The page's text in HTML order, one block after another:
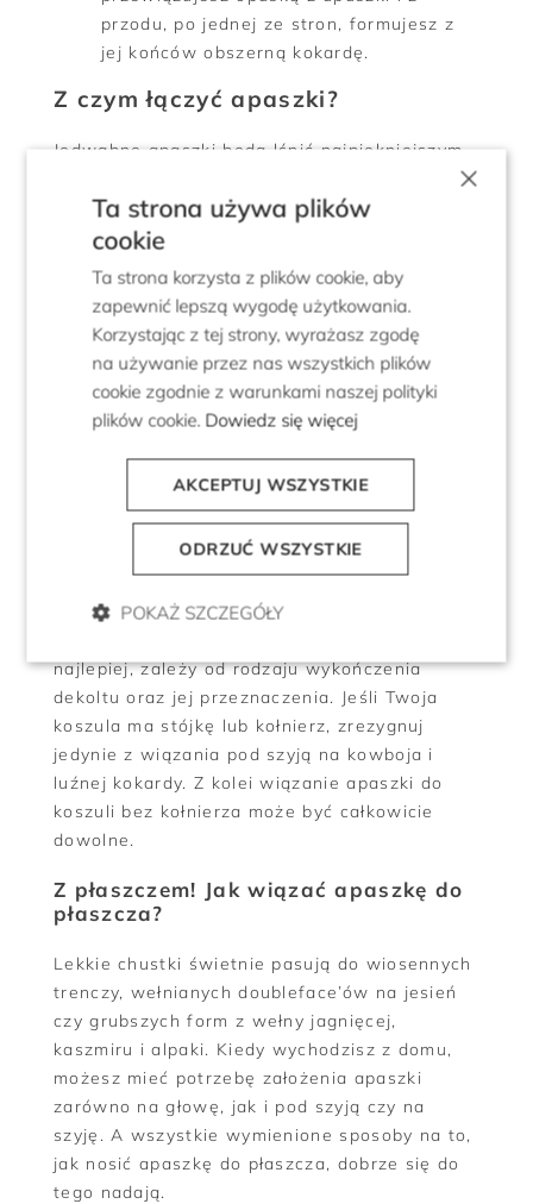
przodu, po jednej ze stron, formujesz z
jej końców obszerną kokardę.
Z czym łączyć apaszki?
Jedwabne apaszki będą lśnić najpiękniejszym
samego surowca lub innych luksusowych
materiałów. Z kolei zestawione z mniej
Chustki możesz łączyć zarówno z ubraniami,
jak i akcesoriami, np. w formie dekoracyjnej
zawieszki do torebki.
W opcji na szyi, pod szyją, na głowie i na
ramionach apaszki nosimy np. do swetrów i
żakietów. Jednak najczęściej uzupełniamy nimi
sety, w których bazą są sukienki, koszule i
płaszcze.
najlepiej, zależy od rodzaju wykończenia
dekoltu oraz jej przeznaczenia. Jeśli Twoja
koszula ma stójkę lub kołnierz, zrezygnuj
jedynie z wiązania pod szyją na kowboja i
luźnej kokardy. Z kolei wiązanie apaszki do
koszuli bez kołnierza może być całkowicie
dowolne.
Z płaszczem! Jak wiązać apaszkę do
płaszcza?
Lekkie chustki świetnie pasują do wiosennych
trenczy, wełnianych doubleface’ów na jesień
czy grubszych form z wełny jagnięcej,
kaszmiru i alpaki. Kiedy wychodzisz z domu,
możesz mieć potrzebę założenia apaszki
zarówno na głowę, jak i pod szyją czy na
szyję. A wszystkie wymienione sposoby na to,
jak nosić apaszkę do płaszcza, dobrze się do
tego nadają.
×
Ta strona używa plików
cookie
Ta strona korzysta z plików cookie, aby
zapewnić lepszą wygodę użytkowania.
Korzystając z tej strony, wyrażasz zgodę
na używanie przez nas wszystkich plików
cookie zgodnie z warunkami naszej polityki
plików cookie. Dowiedz się więcej
AKCEPTUJ WSZYSTKIE
ODRZUĆ WSZYSTKIE
POKAŻ SZCZEGÓŁY